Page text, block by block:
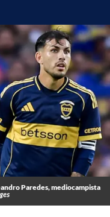
Paredes, mediocampista